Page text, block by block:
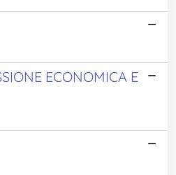
ECONOMICA E